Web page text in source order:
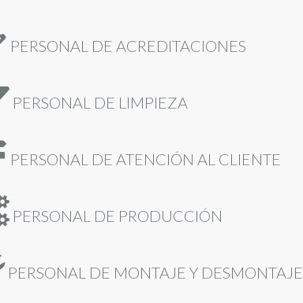
PERSONAL DE ACREDITACIONES
PERSONAL DE LIMPIEZA
PERSONAL DE ATENCIÓN AL CLIENTE
PERSONAL DE PRODUCCIÓN
PERSONAL DE MONTAJE Y DESMONTAJE